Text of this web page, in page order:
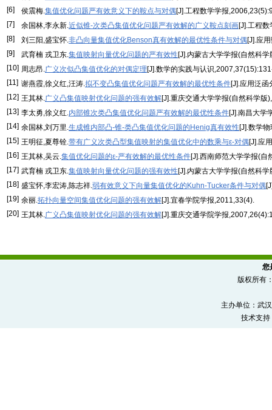
[6]
侯震梅.集值优化问题严有效意义下的鞍点与对偶[J].工程数学学报
[7]
余国林,李永新.近似锥-次类凸集值优化问题严有效解的广义鞍点刻画[J].工程
[8]
刘三阳,盛宝怀.非凸向量集值优化Benson真有效解的最优性条件与对偶[J].应
[9]
武育楠 戎卫东.集值映射向量优化问题的严有效性[J].内蒙古大学学报(自然科
[10] 周志昂.广义次似凸集值优化的对偶定理[J].数学的实践与认识
[11] 谢燕霞,徐义红,汪涛.拟不变凸集值优化问题严有效解的最优性条件[J].应用泛
[12] 王其林.广义凸集值映射优化问题的强有效解[J].重庆交通大学学报(自然科学
[13] 李太勇,徐义红.内部锥次类凸集值优化问题严有效解的最优性条件[J].南昌大学
[14] 余国林,刘万里.生成锥内部凸-锥-类凸集值优化问题的Henig真有效性[J].数学
[15] 王明征,夏尊铨.带有广义次类凸型集值映射的集值优化中的数乘与ε-对偶[J].应
[16] 王其林,吴云.集值优化问题的ε-严有效解的最优性条件[J].西南师范大学学报(
[17] 武育楠 戎卫东.集值映射向量优化问题的强有效性[J].内蒙古大学学报(自然科
[18] 盛宝怀,李宏涛,陈志祥.弱有效意义下向量集值优化的Kuhn-Tucker条件与对偶
[19] 余丽.拓扑向量空间集值优化问题的强有效解[J].宜春学院学报,2011,33(4).
[20] 王其林.广义凸集值映射优化问题的强有效解[J].重庆交通学院学报
您
版权所有
主办单位：武
技术支持